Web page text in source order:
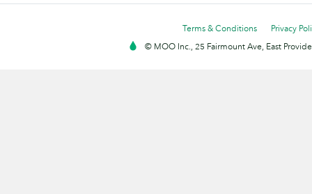
Terms & Conditions
Privacy
© MOO Inc., 25 Fairmount Ave, East